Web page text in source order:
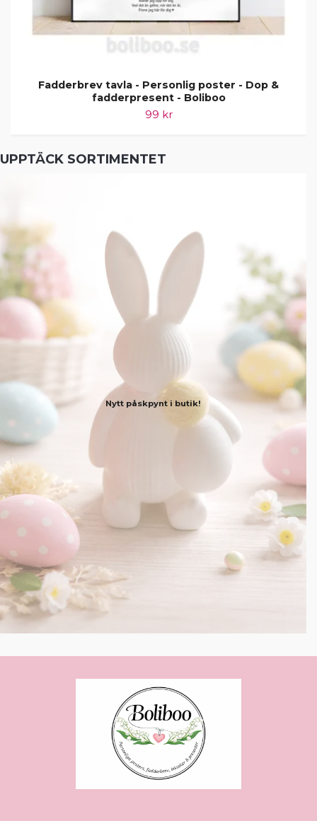
UPPTÄCK SORTIMENTET
Nytt påskpynt i butik!
Fadderbrev tavla - Personlig poster - Dop &
fadderpresent - Boliboo
99 kr